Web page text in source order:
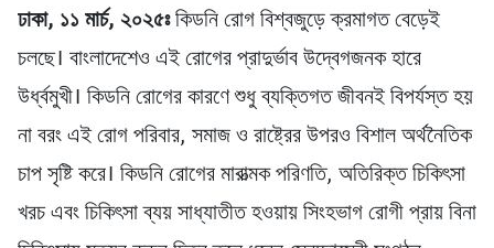
ঢাকা, ১১ মার্চ, ২০২৫ঃকিডনি রোগ বিশ্বজুড়ে ক্রমাগত বেড়েই
চলছে। বাংলাদেশেও এই রোগের প্রাদুর্ভাব উদ্বেগজনক হারে
উর্ধ্বমুখী। কিডনি রোগের কারণে শুধু ব্যক্তিগত জীবনই বিপর্যস্ত হয়
না বরং এই রোগ পরিবার, সমাজ ও রাষ্ট্রের উপরও বিশাল অর্থনৈতিক
চাপ সৃষ্টি করে। কিডনি রোগের মারাত্মক পরিণতি, অতিরিক্ত চিকিৎসা
খরচ এবং চিকিৎসা ব্যয় সাধ্যাতীত হওয়ায় সিংহভাগ রোগী প্রায় বিনা